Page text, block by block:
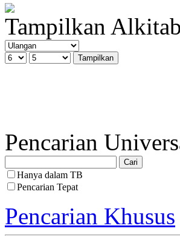
Tampilkan Alkitab
Pencarian
Hanya dalam TB
Pencarian Tepat
Pencarian Khusus